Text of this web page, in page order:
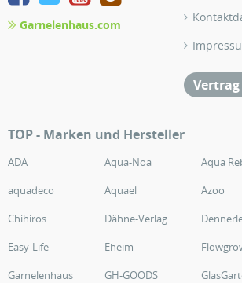
Garnelenhaus.com
TOP - Marken und Hersteller
ADA Aqua-Noa
Aqua
aquadeco
Aquael
Azoo
Chihiros
Dähne-Verlag
Easy-Life
Eheim
Garnelenhaus
GH-GOODS